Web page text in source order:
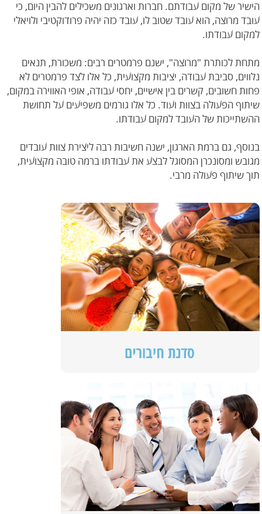
הישיר של מקום עבודתם. חברות וארגונים משכילים להבין היום, כי
עובד מרוצה, הוא עובד שטוב לו, עובד כזה יהיה פרודוקטיבי ולויאלי
למקום עבודתו.
מתחת לכותרת "מרוצה", ישנם פרמטרים רבים: משכורת, תנאים
נלווים, סביבת עבודה, יציבות מקצועית, כל אלו לצד פרמטרים לא
פחות חשובים, קשרים בין אישיים, יחסי עבודה, אופי האווירה במקום,
שיתוף הפעולה בצוות ועוד. כל אלו גורמים משפיעים על תחושת
ההשתייכות של העובד למקום עבודתו.
בנוסף, גם ברמת הארגון, ישנה חשיבות רבה ליצירת צוות עובדים
מגובש ומסונכרן המסוגל לבצע את עבודתו ברמה טובה מקצועית,
תוך שיתוף פעולה מרבי.